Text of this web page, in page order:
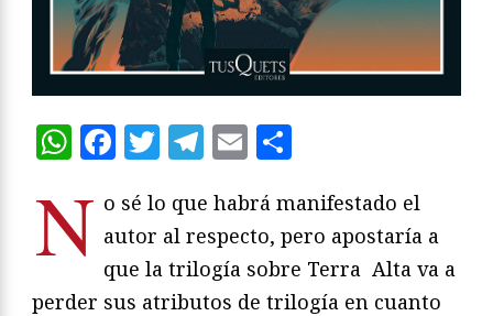
WhatsApp
Facebook
Twitter
Telegram
Email
N o sé lo que habrá manifestado el
autor al respecto, pero apostaría a
que la trilogía sobre Terra Alta va a
perder sus atributos de trilogía en cuanto